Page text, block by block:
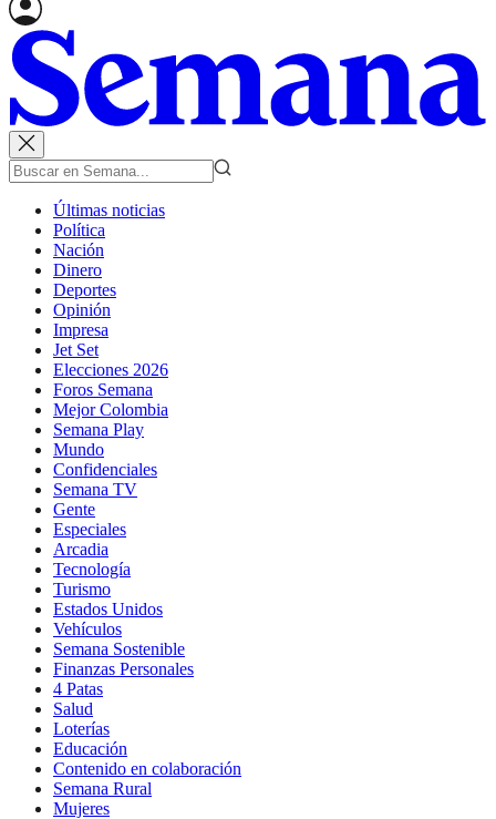
Últimas noticias
Política
Nación
Dinero
Deportes
Opinión
Impresa
Jet Set
Elecciones 2026
Foros Semana
Mejor Colombia
Semana Play
Mundo
Confidenciales
Semana TV
Gente
Especiales
Arcadia
Tecnología
Turismo
Estados Unidos
Vehículos
Semana Sostenible
Finanzas Personales
4 Patas
Salud
Loterías
Educación
Contenido en colaboración
Semana Rural
Mujeres